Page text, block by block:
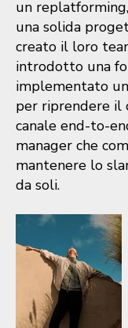
un
una solida
creato il loro
introdotto una
implementato
per riprendere il
canale end-to-
manager che
mantenere lo
da soli.